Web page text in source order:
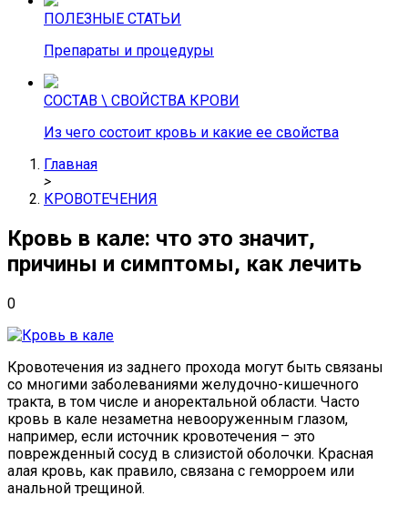
ПОЛЕЗНЫЕ СТАТЬИ
Препараты и процедуры
СОСТАВ \ СВОЙСТВА КРОВИ
Из чего состоит кровь и какие ее свойства
Главная
>
КРОВОТЕЧЕНИЯ
Кровь в кале: что это значит,
причины и симптомы, как лечить
0
Кровотечения из заднего прохода могут быть связаны
со многими заболеваниями желудочно-кишечного
тракта, в том числе и аноректальной области. Часто
кровь в кале незаметна невооруженным глазом,
например, если источник кровотечения – это
поврежденный сосуд в слизистой оболочки. Красная
алая кровь, как правило, связана с геморроем или
анальной трещиной.